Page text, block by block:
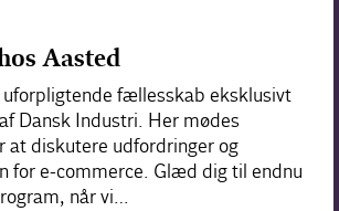
Aasted
uforpligtende fællesskab eksklusivt
Dansk Industri. Her mødes
at diskutere udfordringer og
for e-commerce. Glæd dig til endnu
når vi…